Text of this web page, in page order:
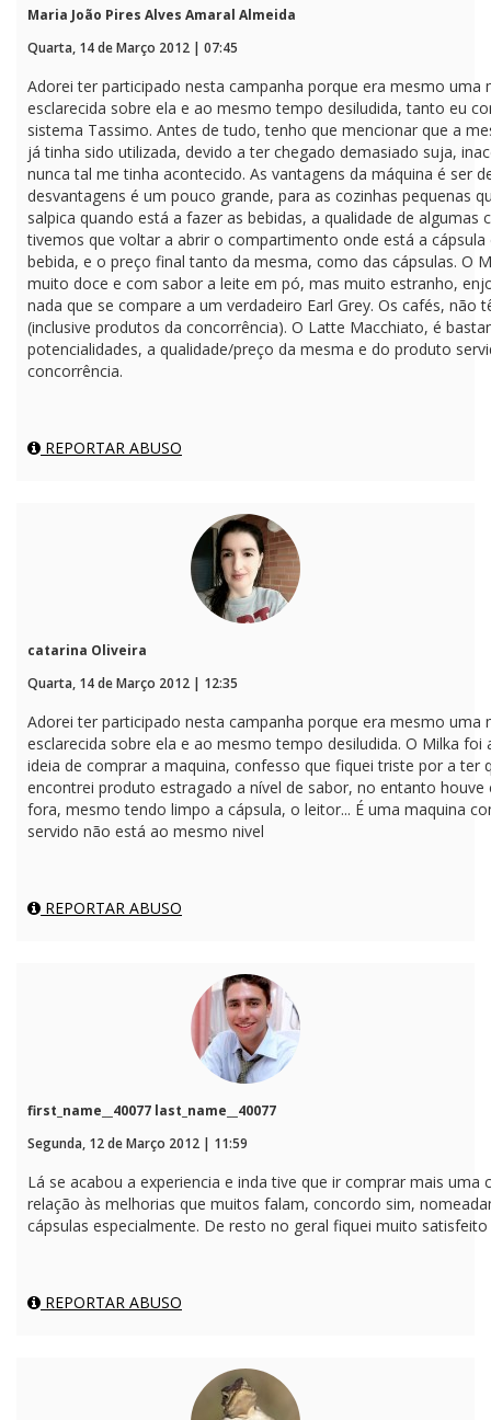
Maria João Pires Alves Amaral Almeida
Quarta, 14 de Março 2012 | 07:45
Adorei ter participado nesta campanha porque era mesmo
esclarecida sobre ela e ao mesmo tempo desiludida, tanto eu
sistema Tassimo. Antes de tudo, tenho que mencionar que a
já tinha sido utilizada, devido a ter chegado demasiado suja,
nunca tal me tinha acontecido. As vantagens da máquina é ser
desvantagens é um pouco grande, para as cozinhas pequenas
salpica quando está a fazer as bebidas, a qualidade de
tivemos que voltar a abrir o compartimento onde está a
bebida, e o preço final tanto da mesma, como das cápsulas. O
muito doce e com sabor a leite em pó, mas muito estranho,
nada que se compare a um verdadeiro Earl Grey. Os cafés,
(inclusive produtos da concorrência). O Latte Macchiato, é
potencialidades, a qualidade/preço da mesma e do produto
concorrência.
REPORTAR ABUSO
catarina Oliveira
Quarta, 14 de Março 2012 | 12:35
Adorei ter participado nesta campanha porque era mesmo
esclarecida sobre ela e ao mesmo tempo desiludida. O Milka
ideia de comprar a maquina, confesso que fiquei triste por a ter
encontrei produto estragado a nível de sabor, no entanto
fora, mesmo tendo limpo a cápsula, o leitor... É uma maquina
servido não está ao mesmo nivel
REPORTAR ABUSO
first_name__40077 last_name__40077
Segunda, 12 de Março 2012 | 11:59
Lá se acabou a experiencia e inda tive que ir comprar mais
relação às melhorias que muitos falam, concordo sim,
cápsulas especialmente. De resto no geral fiquei muito
REPORTAR ABUSO